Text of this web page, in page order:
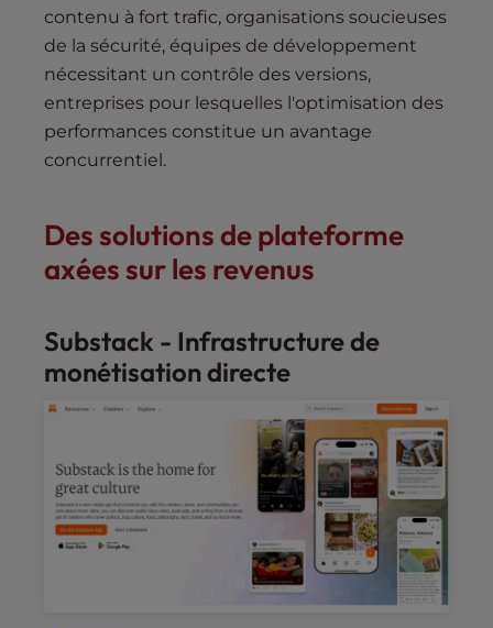
contenu à fort trafic, organisations soucieuses
de la sécurité, équipes de développement
nécessitant un contrôle des versions,
entreprises pour lesquelles l'optimisation des
performances constitue un avantage
concurrentiel.
Des solutions de plateforme
axées sur les revenus
Substack - Infrastructure de
monétisation directe